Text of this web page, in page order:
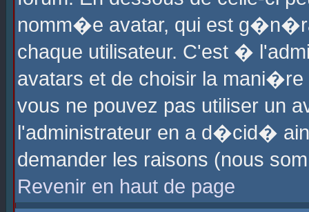
nomm�e avatar, qui est
chaque utilisateur. C'est �
avatars et de choisir la
vous ne pouvez pas utiliser un
l'administrateur en a d�cid�
demander les raisons (nous
Revenir en haut de page